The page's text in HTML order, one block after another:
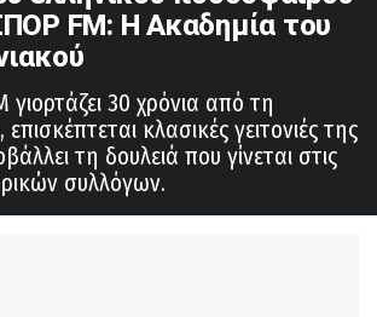
FM: Η Ακαδημία του
30 χρόνια από τη
κλασικές γειτονιές της
τη δουλειά που γίνεται στις
συλλόγων.